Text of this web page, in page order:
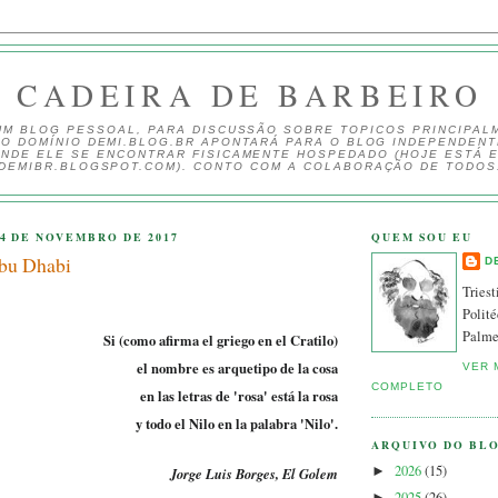
CADEIRA DE BARBEIRO
BLOG PESSOAL, PARA DISCUSSÃO SOBRE TOPICOS
DOMÍNIO DEMI.BLOG.BR APONTARÁ PARA O BLOG
ELE SE ENCONTRAR FISICAMENTE HOSPEDADO (HOJE ESTÁ
CONTO COM A COLABORAÇÃO DE
DE NOVEMBRO DE 2017
Dhabi
Si (como afirma el griego en el Cratilo)
el nombre es arquetipo de la cosa
en las letras de 'rosa' está la rosa
y todo el Nilo en la palabra 'Nilo'.
Jorge Luis Borges, El Golem
QUEM SOU EU
VER
COMPLETO
ARQUIVO DO
► 2026(15)